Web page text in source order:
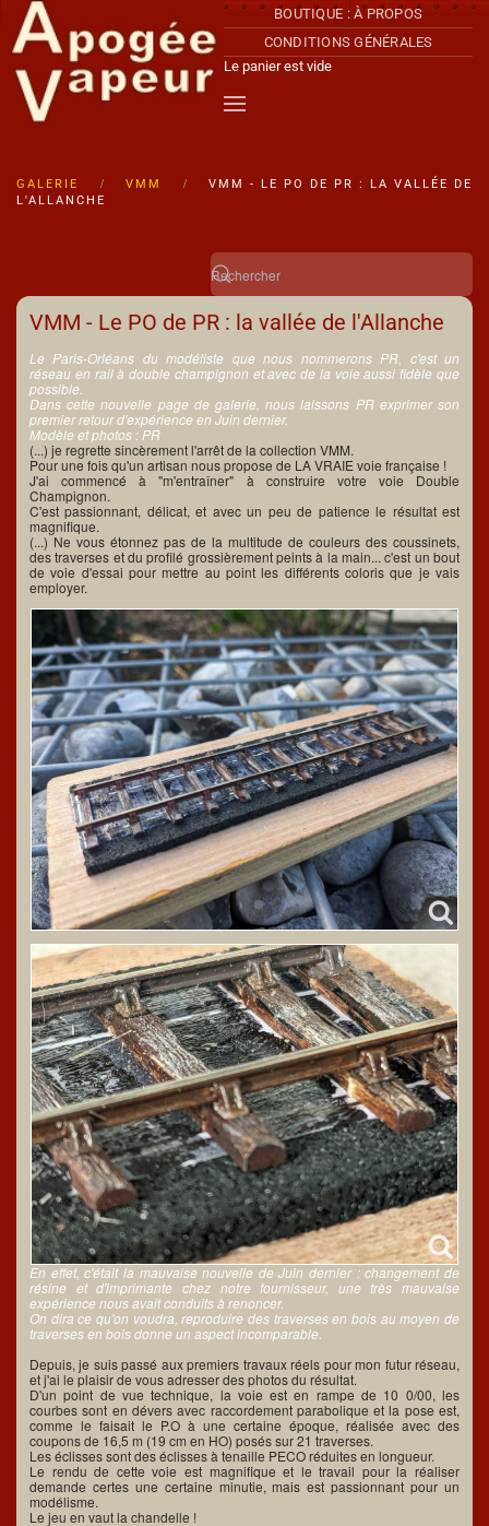
Accéder au contenu principal
BOUTIQUE : À PROPOS
CONDITIONS GÉNÉRALES
Le panier est vide
GALERIE VMM
VMM - LE PO DE PR : LA VALLÉE DE
L'ALLANCHE
VMM - Le PO de PR : la vallée de l'Allanche
Le Paris-Orléans du modéliste que nous nommerons PR, c'est un
réseau en rail à double champignon et avec de la voie aussi fidèle que
possible.
Dans cette nouvelle page de galerie, nous laissons PR exprimer son
premierretour d'expérience en Juin dernier.
Modèle et photos : PR
(...) je regrette sincèrement l'arrêt de la collection VMM.
Pour une fois qu'un artisan nous propose de LA VRAIE voie française !
J'ai commencé à "m'entraîner" à construire votre voie Double
Champignon.
C'est passionnant, délicat, et avec un peu de patience le résultat est
magnifique.
(...) Ne vous étonnez pas de la multitude de couleurs des coussinets,
des traverses et du profilé grossièrement peints à la main... c'est un bout
de voie d'essai pour mettre au point les différents coloris que je vais
employer.
En effet, c'était la mauvaise nouvelle de Juin dernier : changement de
résine et d'imprimante chez notre fournisseur, une très mauvaise
expérience nous avait conduits à renoncer.
On dira ce qu'on voudra, reproduire des traverses en bois au moyen de
traverses en bois donne un aspect incomparable.
Depuis, je suis passé aux premiers travaux réels pour mon futur réseau,
et j'ai le plaisir de vous adresser des photos du résultat.
D'un point de vue technique, la voie est en rampe de 10 0/00, les
courbes sont en dévers avec raccordement parabolique et la pose est,
comme le faisait le P.O à une certaine époque, réalisée avec des
coupons de 16,5 m (19 cm en HO) posés sur 21 traverses.
Les éclisses sont des éclisses à tenaille PECO réduites en longueur.
Le rendu de cette voie est magnifique et le travail pour la réaliser
demande certes une certaine minutie, mais est passionnant pour un
modélisme.
Le jeu en vaut la chandelle !